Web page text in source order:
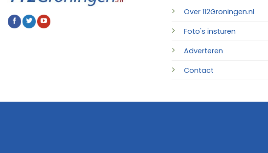
Over 112Groningen.nl
Foto's insturen
Adverteren
Contact